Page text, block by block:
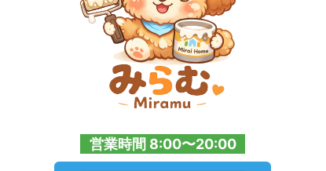
営業時間 8:00〜20:00